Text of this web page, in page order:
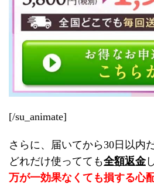
[/su_animate]
さらに、届いてから30日以内だ
どれだけ使ってても全額返金
万が一効果なくても損する心